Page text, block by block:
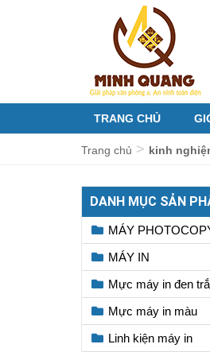
TRANG CHỦ
Trang chủ > kinh
DANH MỤC SẢN
MÁY
MÁY IN
Mực máy in đen
Mực máy in màu
Linh kiện máy in